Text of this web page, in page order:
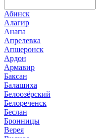
Абинск
Алагир
Анапа
Апрелевка
Апшеронск
Ардон
Армавир
Баксан
Балашиха
Белоозёрский
Белореченск
Беслан
Бронницы
Верея